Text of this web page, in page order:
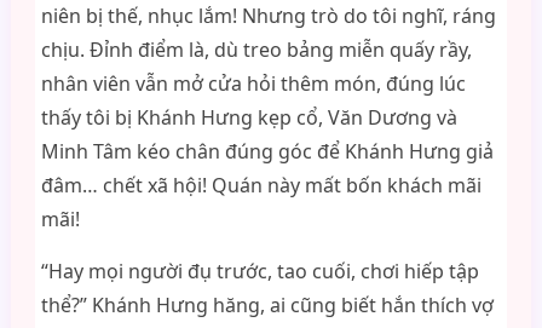
niên bị thế, nhục lắm! Nhưng trò do tôi nghĩ, ráng
chịu. Đỉnh điểm là, dù treo bảng miễn quấy rầy,
nhân viên vẫn mở cửa hỏi thêm món, đúng lúc
thấy tôi bị Khánh Hưng kẹp cổ, Văn Dương và
Minh Tâm kéo chân đúng góc để Khánh Hưng giả
đâm… chết xã hội! Quán này mất bốn khách mãi
mãi!
“Hay mọi người đụ trước, tao cuối, chơi hiếp tập
thể?” Khánh Hưng hăng, ai cũng biết hắn thích vợ